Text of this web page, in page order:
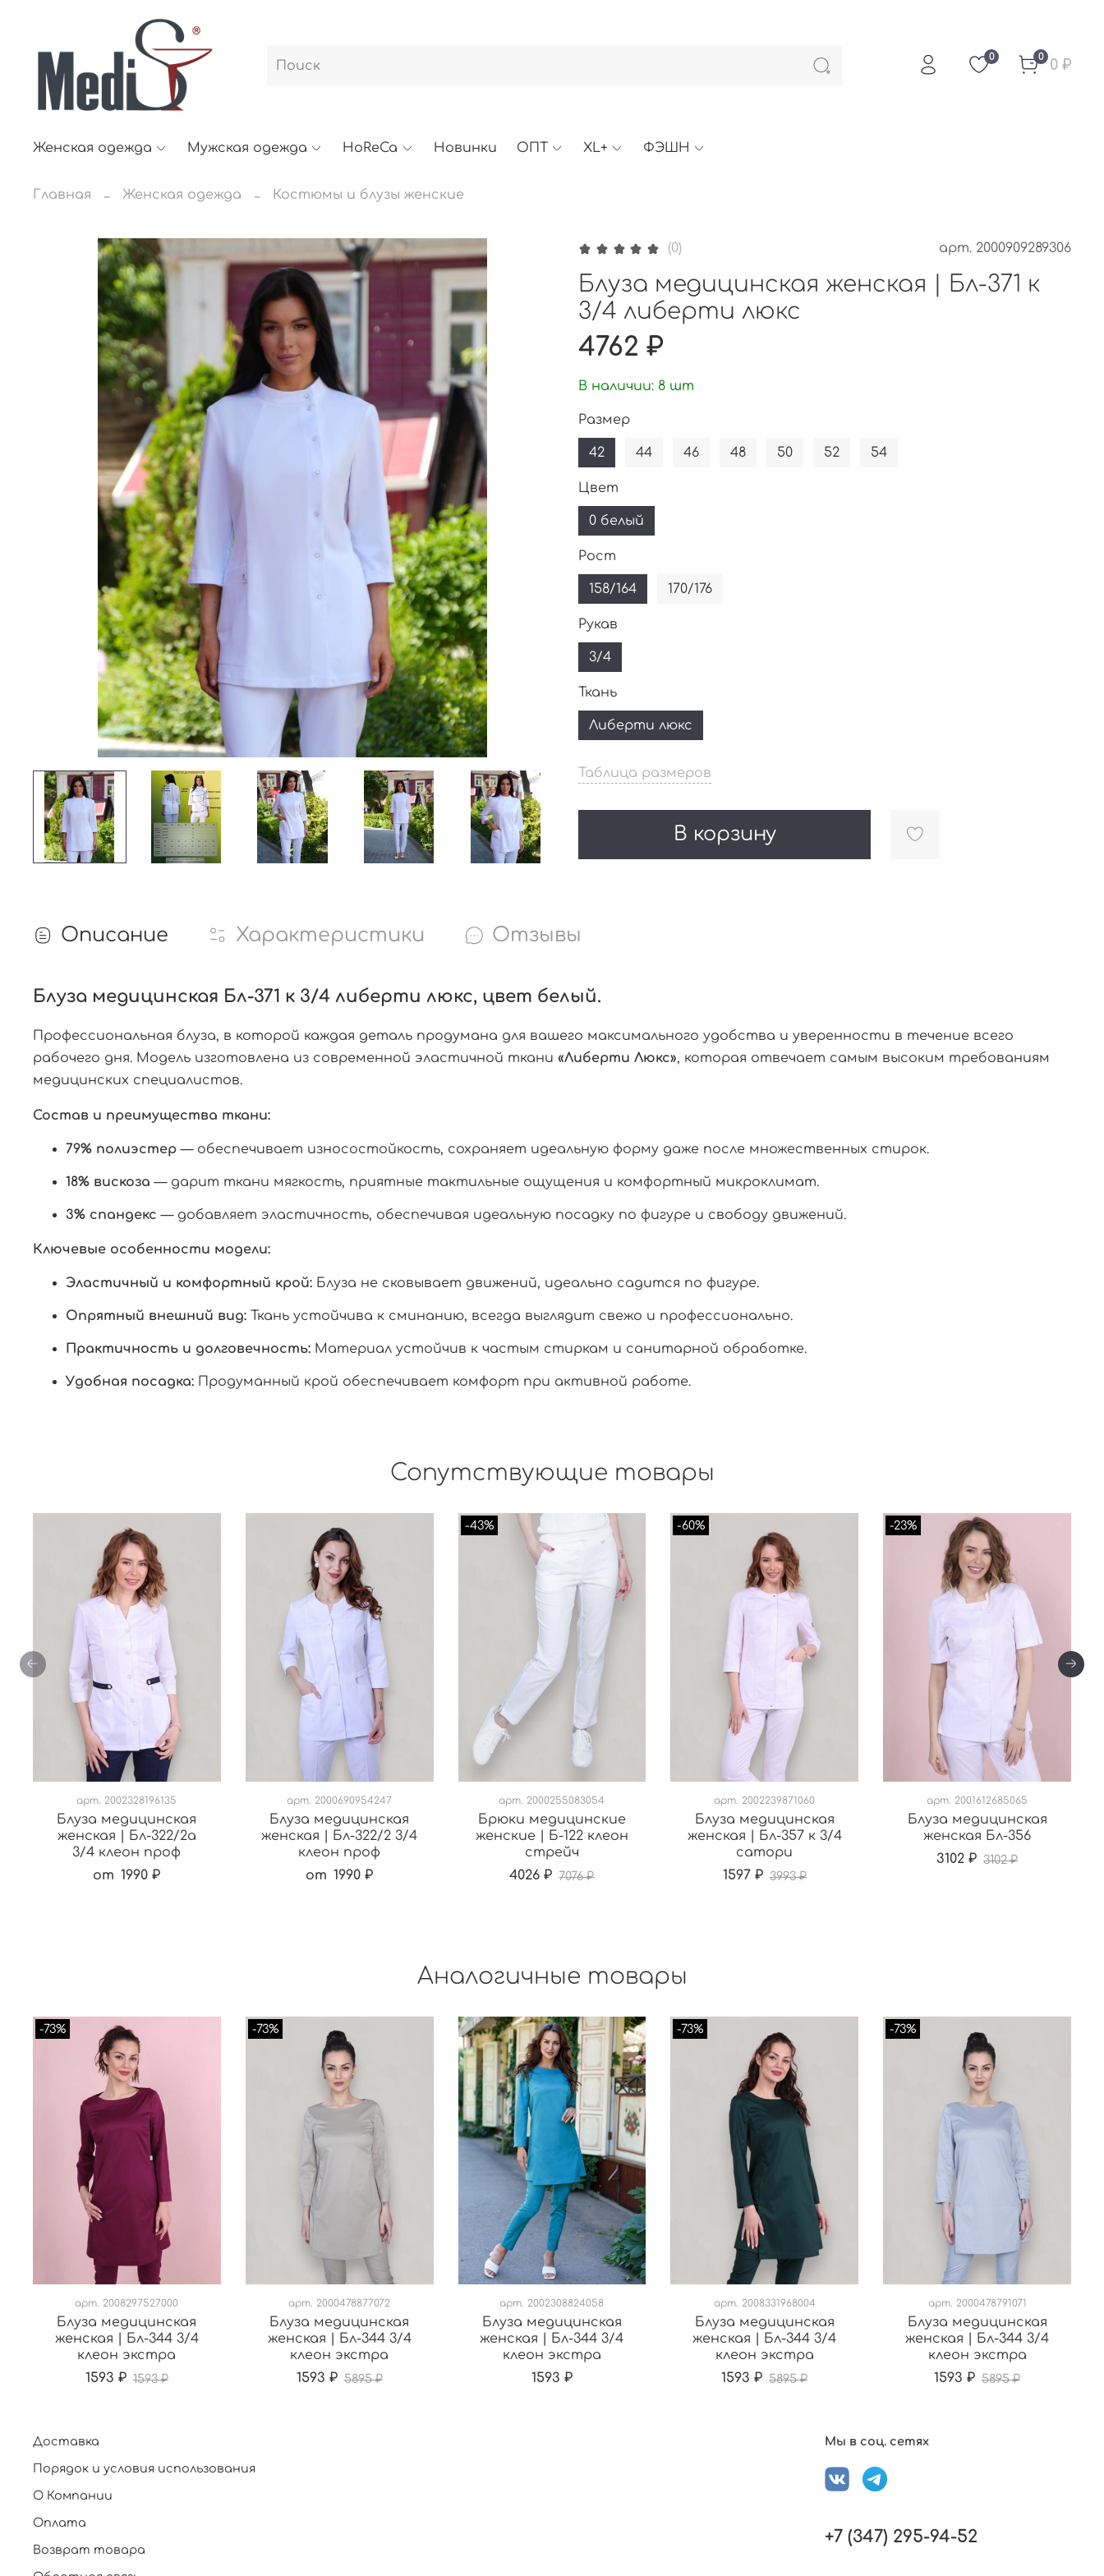
0 0 0 ₽
Женская одежда Мужская одежда HoReCa Новинки ОПТ XL+ ФЭШН
Главная Женская одежда Костюмы и блузы женские
(0) арт. 2000909289306
Блуза медицинская женская | Бл-371 к
3/4 либерти люкс
4762 ₽
В наличии: 8 шт
Таблица размеров
В корзину
Размер
42 44 46 48 50 52 54
Цвет
0 белый
Рост
158/164 170/176
Рукав
3/4
Ткань
Либерти люкс
Описание Характеристики Отзывы
Блуза медицинская Бл-371 к 3/4 либерти люкс, цвет белый.
Профессиональная блуза, в которой каждая деталь продумана для вашего максимального удобства и уверенности в течение всего
рабочего дня. Модель изготовлена из современной эластичной ткани «Либерти Люкс», которая отвечает самым высоким требованиям
медицинских специалистов.
Состав и преимущества ткани:
79% полиэстер — обеспечивает износостойкость, сохраняет идеальную форму даже после множественных стирок.
18% вискоза — дарит ткани мягкость, приятные тактильные ощущения и комфортный микроклимат.
3% спандекс — добавляет эластичность, обеспечивая идеальную посадку по фигуре и свободу движений.
Ключевые особенности модели:
Эластичный и комфортный крой: Блуза не сковывает движений, идеально садится по фигуре.
Опрятный внешний вид: Ткань устойчива к сминанию, всегда выглядит свежо и профессионально.
Практичность и долговечность: Материал устойчив к частым стиркам и санитарной обработке.
Удобная посадка: Продуманный крой обеспечивает комфорт при активной работе.
Сопутствующие товары
арт. 2002328196135
Блуза медицинская
женская | Бл-322/2а
3/4 клеон проф
от 1990 ₽
арт. 2000690954247
Блуза медицинская
женская | Бл-322/2 3/4
клеон проф
от 1990 ₽
-43%
арт. 2000255083054
Брюки медицинские
женские | Б-122 клеон
стрейч
4026 ₽ 7076 ₽
-60%
арт. 2002239871060
Блуза медицинская
женская | Бл-357 к 3/4
сатори
1597 ₽ 3993 ₽
-23%
арт. 2001612685065
Блуза медицинская
женская Бл-356
3102 ₽ 3102 ₽
Аналогичные товары
-73%
арт. 2008297527000
Блуза медицинская
женская | Бл-344 3/4
клеон экстра
1593 ₽ 1593 ₽
-73%
арт. 2000478877072
Блуза медицинская
женская | Бл-344 3/4
клеон экстра
1593 ₽ 5895 ₽
арт. 2002308824058
Блуза медицинская
женская | Бл-344 3/4
клеон экстра
1593 ₽
-73%
арт. 2008331968004
Блуза медицинская
женская | Бл-344 3/4
клеон экстра
1593 ₽ 5895 ₽
-73%
арт. 2000478791071
Блуза медицинская
женская | Бл-344 3/4
клеон экстра
1593 ₽ 5895 ₽
Доставка
Порядок и условия использования
О Компании
Оплата
Возврат товара
Мы в соц. сетях
+7 (347) 295-94-52